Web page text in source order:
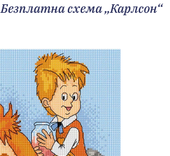
Безплатна схема „Карлсон“